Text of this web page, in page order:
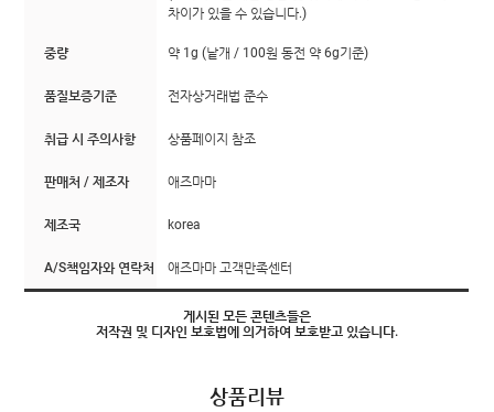
차이가 있을 수 있습니다.)
중량 약 1g (낱개 / 100원 동전 약 6g기준)
품질보증기준 전자상거래법 준수
취급 시 주의사항 상품페이지 참조
판매처 / 제조자 애즈마마
제조국 korea
A/S책임자와 연락처 애즈마마 고객만족센터
게시된 모든 콘텐츠들은
저작권 및 디자인 보호법에 의거하여 보호받고 있습니다.
상품리뷰